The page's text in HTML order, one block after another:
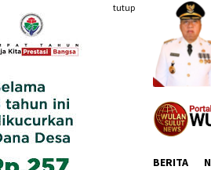
konten
tutup
BERITA